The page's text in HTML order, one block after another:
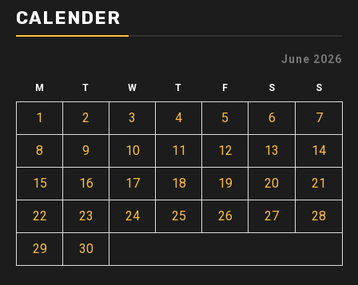
CALENDER
June 2026
M T W T F S S
1 2 3 4 5 6 7
8 9 10 11 12 13 14
15 16 17 18 19 20 21
22 23 24 25 26 27 28
29 30